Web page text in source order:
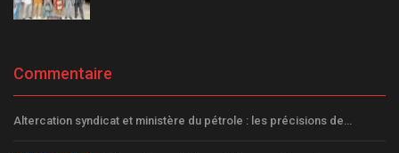
Commentaire
Altercation syndicat et ministère du pétrole : les précisions de…